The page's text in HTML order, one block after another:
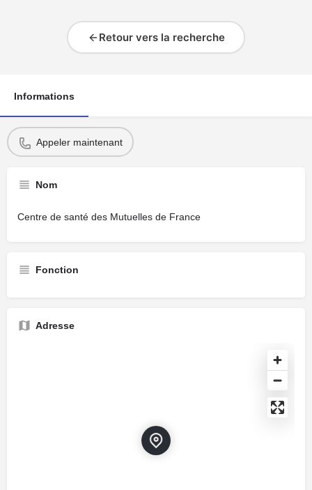
Retour vers la recherche
Informations
Appeler maintenant
Nom
Centre de santé des Mutuelles de France
Fonction
Adresse